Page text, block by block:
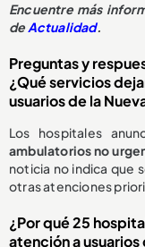
Encuentre más
deActualidad.
Preguntas y
¿Qué servicios
usuarios de la
Los hospitales
ambulatorios no
noticia no indica que
otras atenciones
¿Por qué 25
atención a usuarios